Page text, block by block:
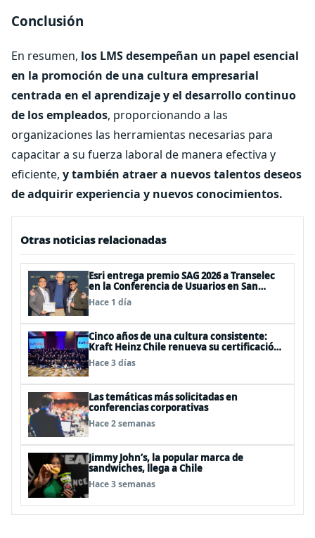
Conclusión
En resumen, los LMS desempeñan un papel esencial
en la promoción de una cultura empresarial
centrada en el aprendizaje y el desarrollo continuo
de los empleados, proporcionando a las
organizaciones las herramientas necesarias para
capacitar a su fuerza laboral de manera efectiva y
eficiente, y también atraer a nuevos talentos deseos
de adquirir experiencia y nuevos conocimientos.
Otras noticias relacionadas
Esri entrega premio SAG 2026 a Transelec
en la Conferencia de Usuarios en San
Diego, Estados Unidos
Hace 1 día
Cinco años de una cultura consistente:
Kraft Heinz Chile renueva su certificación
Great Place to Work
Hace 3 días
Las temáticas más solicitadas en
conferencias corporativas
Hace 2 semanas
Jimmy John’s, la popular marca de
sandwiches, llega a Chile
Hace 3 semanas